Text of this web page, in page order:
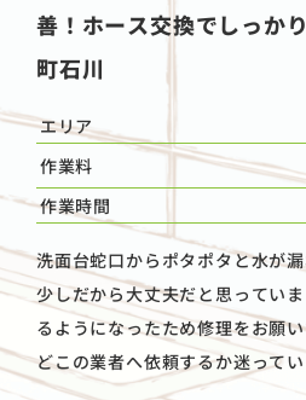
善！ホース交換でしっか
町石川
エリア
作業料
作業時間
洗面台蛇口からポタポタと水が
少しだから大丈夫だと思ってい
るようになったため修理をお願い
どこの業者へ依頼するか迷って